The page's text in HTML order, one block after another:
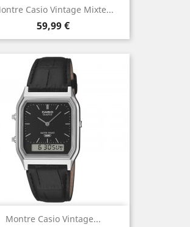
Casio Vintage Mixte...
Prix
59,99 €
Montre Casio Vintage...